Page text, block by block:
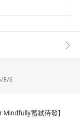
8/6
蓄弒待發】